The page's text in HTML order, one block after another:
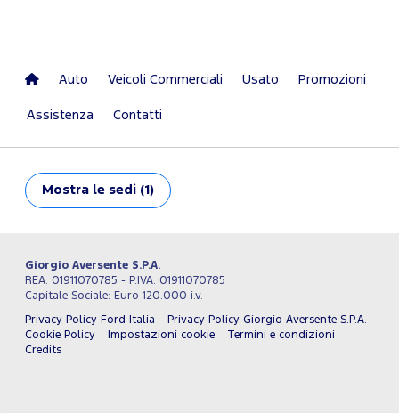
Auto Veicoli Commerciali Usato Promozioni
Assistenza Contatti
Mostra le sedi (1)
Giorgio Aversente S.P.A.
REA: 01911070785 - P.IVA: 01911070785
Capitale Sociale: Euro 120.000 i.v.
Privacy Policy Ford Italia
Privacy Policy Giorgio Aversente S.P.A.
Cookie Policy
Impostazioni cookie
Termini e condizioni
Credits